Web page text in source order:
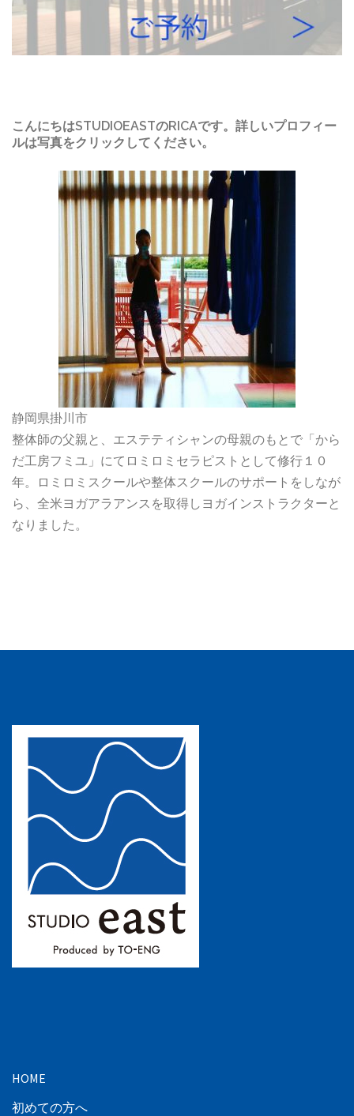
こんにちはSTUDIOEASTのRICAです。詳しいプロフィー
ルは写真をクリックしてください。
静岡県掛川市
整体師の父親と、エステティシャンの母親のもとで「から
だ工房フミユ」にてロミロミセラピストとして修行１０
年。ロミロミスクールや整体スクールのサポートをしなが
ら、全米ヨガアラアンスを取得しヨガインストラクターと
なりました。
HOME
初めての方へ